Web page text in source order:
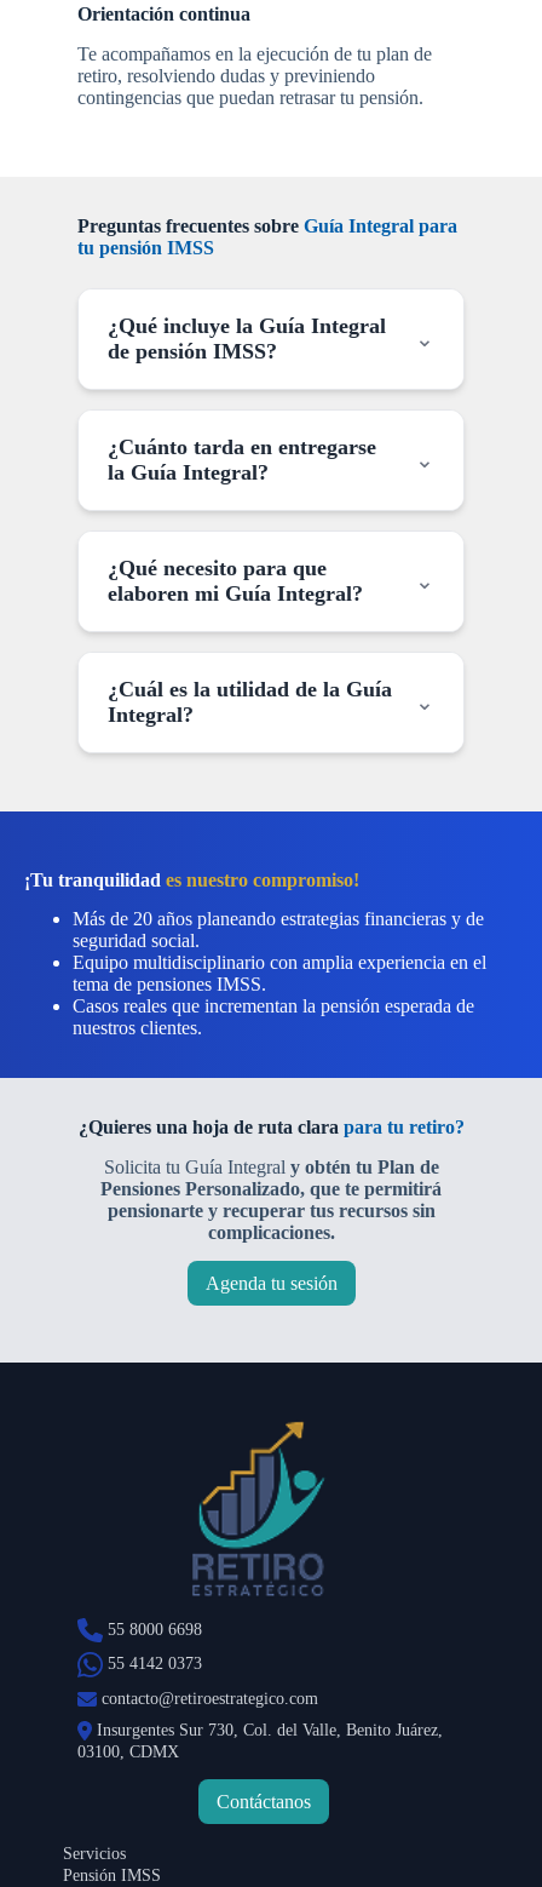
Orientación continua
Te acompañamos en la ejecución de tu plan de
retiro, resolviendo dudas y previniendo
contingencias que puedan retrasar tu pensión.
Preguntas frecuentes sobre Guía Integral para
tu pensión IMSS
¿Qué incluye la Guía Integral
de pensión IMSS?
⌄
¿Cuánto tarda en entregarse
la Guía Integral?
⌄
¿Qué necesito para que
elaboren mi Guía Integral?
⌄
¿Cuál es la utilidad de la Guía
Integral?
⌄
¡Tu tranquilidad es nuestro compromiso!
Más de 20 años planeando estrategias financieras y de
seguridad social.
Equipo multidisciplinario con amplia experiencia en el
tema de pensiones IMSS.
Casos reales que incrementan la pensión esperada de
nuestros clientes.
¿Quieres una hoja de ruta clara para tu retiro?
Solicita tu Guía Integral y obtén tu Plan de
Pensiones Personalizado, que te permitirá
pensionarte y recuperar tus recursos sin
complicaciones.
Agenda tu sesión
55 8000 6698
55 4142 0373
contacto@retiroestrategico.com
Insurgentes Sur 730, Col. del Valle, Benito Juárez,
03100, CDMX
Contáctanos
Servicios
Pensión IMSS